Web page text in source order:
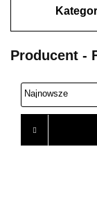
Producent -